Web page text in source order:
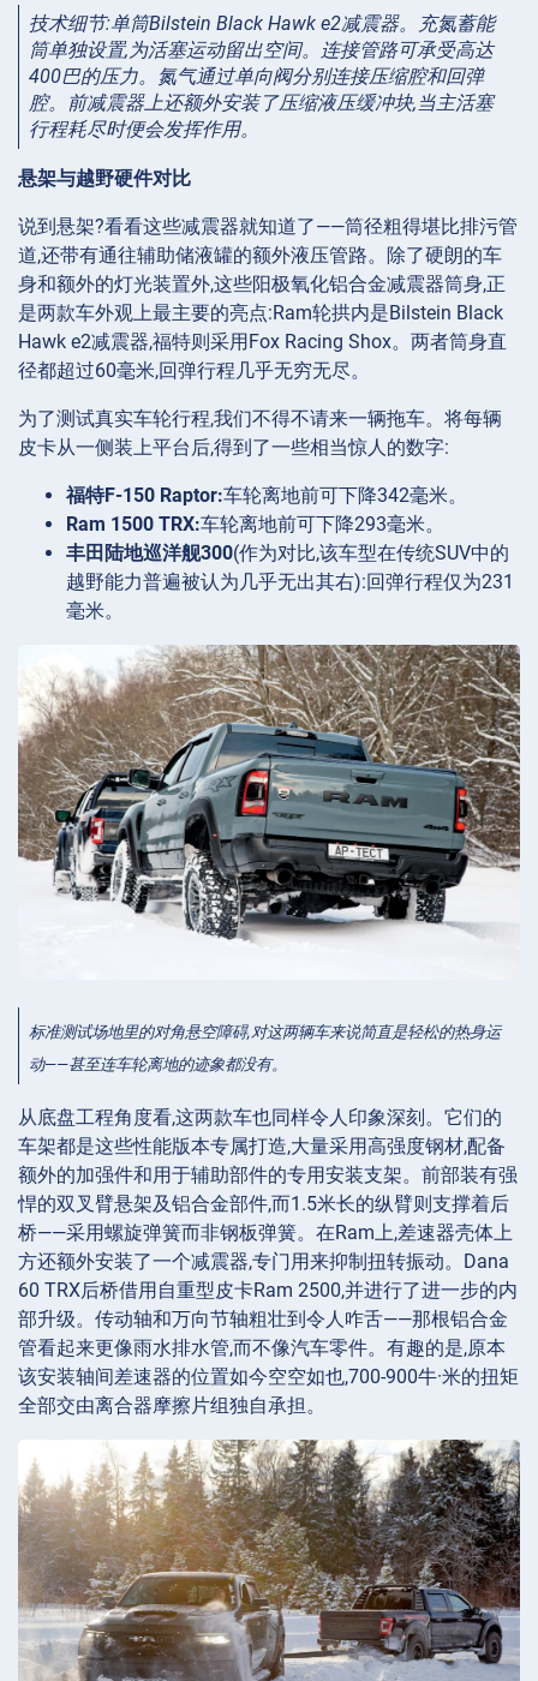
技术细节:单筒Bilstein Black Hawk e2减震器。充氮蓄能
筒单独设置,为活塞运动留出空间。连接管路可承受高达
400巴的压力。氮气通过单向阀分别连接压缩腔和回弹
腔。前减震器上还额外安装了压缩液压缓冲块,当主活塞
行程耗尽时便会发挥作用。
悬架与越野硬件对比
说到悬架?看看这些减震器就知道了——筒径粗得堪比排污管
道,还带有通往辅助储液罐的额外液压管路。除了硬朗的车
身和额外的灯光装置外,这些阳极氧化铝合金减震器筒身,正
是两款车外观上最主要的亮点:Ram轮拱内是Bilstein Black
Hawk e2减震器,福特则采用Fox Racing Shox。两者筒身直
径都超过60毫米,回弹行程几乎无穷无尽。
为了测试真实车轮行程,我们不得不请来一辆拖车。将每辆
皮卡从一侧装上平台后,得到了一些相当惊人的数字:
福特F-150 Raptor:车轮离地前可下降342毫米。
Ram 1500 TRX:车轮离地前可下降293毫米。
丰田陆地巡洋舰300(作为对比,该车型在传统SUV中的
越野能力普遍被认为几乎无出其右):回弹行程仅为231
毫米。
标准测试场地里的对角悬空障碍,对这两辆车来说简直是轻松的热身运
动——甚至连车轮离地的迹象都没有。
从底盘工程角度看,这两款车也同样令人印象深刻。它们的
车架都是这些性能版本专属打造,大量采用高强度钢材,配备
额外的加强件和用于辅助部件的专用安装支架。前部装有强
悍的双叉臂悬架及铝合金部件,而1.5米长的纵臂则支撑着后
桥——采用螺旋弹簧而非钢板弹簧。在Ram上,差速器壳体上
方还额外安装了一个减震器,专门用来抑制扭转振动。Dana
60 TRX后桥借用自重型皮卡Ram 2500,并进行了进一步的内
部升级。传动轴和万向节轴粗壮到令人咋舌——那根铝合金
管看起来更像雨水排水管,而不像汽车零件。有趣的是,原本
该安装轴间差速器的位置如今空空如也,700-900牛·米的扭矩
全部交由离合器摩擦片组独自承担。